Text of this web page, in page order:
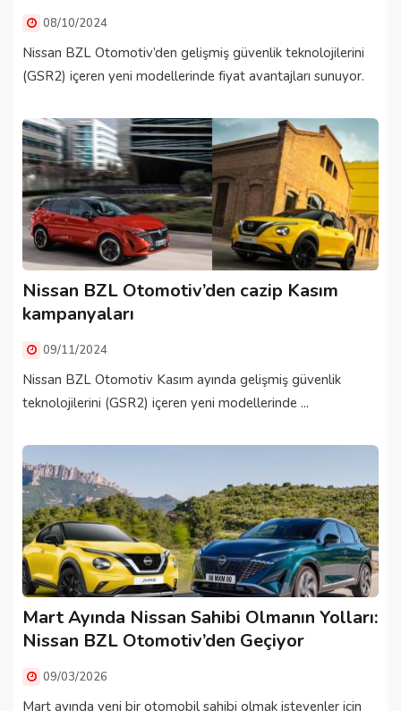
08/10/2024
Nissan BZL Otomotiv’den gelişmiş güvenlik teknolojilerini
(GSR2) içeren yeni modellerinde fiyat avantajları sunuyor.
Nissan BZL Otomotiv’den cazip Kasım
kampanyaları
09/11/2024
Nissan BZL Otomotiv Kasım ayında gelişmiş güvenlik
teknolojilerini (GSR2) içeren yeni modellerinde ...
Mart Ayında Nissan Sahibi Olmanın Yolları:
Nissan BZL Otomotiv’den Geçiyor
09/03/2026
Mart ayında yeni bir otomobil sahibi olmak isteyenler için